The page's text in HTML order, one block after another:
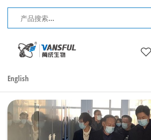
成
生
物
电
English